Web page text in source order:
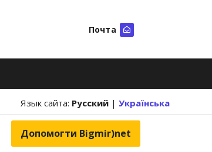
Почта
Язык сайта: Русский | Українська
Допомогти Bigmir)net